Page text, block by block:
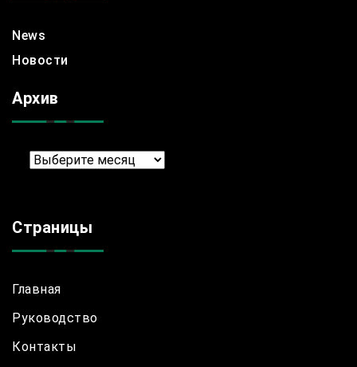
News
Новости
Архив
Архив
Страницы
Главная
Руководство
Контакты